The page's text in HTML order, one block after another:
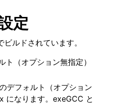
定
ルドされています。
ト（オプション無指定）
デフォルト（オプション
になります。exeGCC と